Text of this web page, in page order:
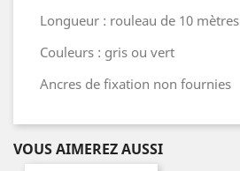
Longueur : rouleau de 10 mètres
Couleurs : gris ou vert
Ancres de fixation non fournies
VOUS AIMEREZ AUSSI